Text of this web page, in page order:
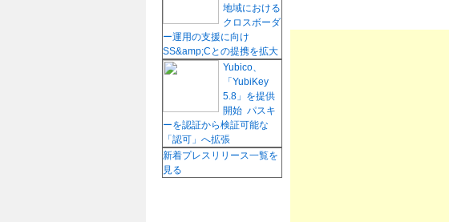
地域における
クロスボーダ
ー運用の支援に向け
SS&amp;Cとの提携を拡大
Yubico、
「YubiKey
5.8」を提供
開始 パスキ
ーを認証から検証可能な
「認可」へ拡張
新着プレスリリース一覧を
見る